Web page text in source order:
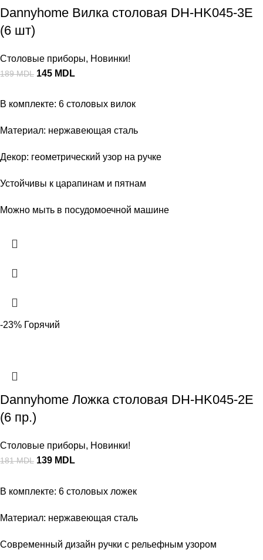
Dannyhome Вилка столовая DH-HK045-3E
(6 шт)
Столовые приборы, Новинки!
189MDL 145 MDL
В комплекте: 6 столовых вилок
Материал: нержавеющая сталь
Декор: геометрический узор на ручке
Устойчивы к царапинам и пятнам
Можно мыть в посудомоечной машине
-23% Горячий
Dannyhome Ложка столовая DH-HK045-2E
(6 пр.)
Столовые приборы, Новинки!
181MDL 139 MDL
В комплекте: 6 столовых ложек
Материал: нержавеющая сталь
Современный дизайн ручки с рельефным узором